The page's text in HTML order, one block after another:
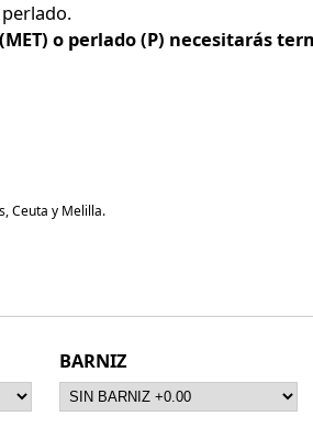
o perlado (P) necesitarás
Ceuta y Melilla.
BARNIZ